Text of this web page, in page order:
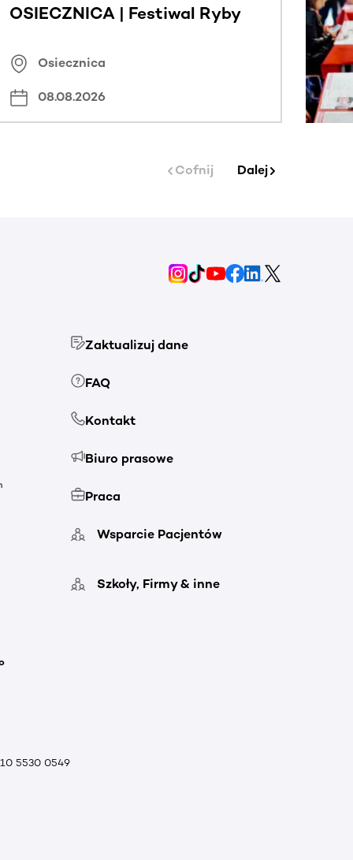
OSIECZNICA | Festiwal Ryby
Osiecznica
08.08.2026
Cofnij Dalej
Zaktualizuj dane
FAQ
Kontakt
Biuro prasowe
Praca
Wsparcie Pacjentów
Szkoły, Firmy & inne
5530 0549